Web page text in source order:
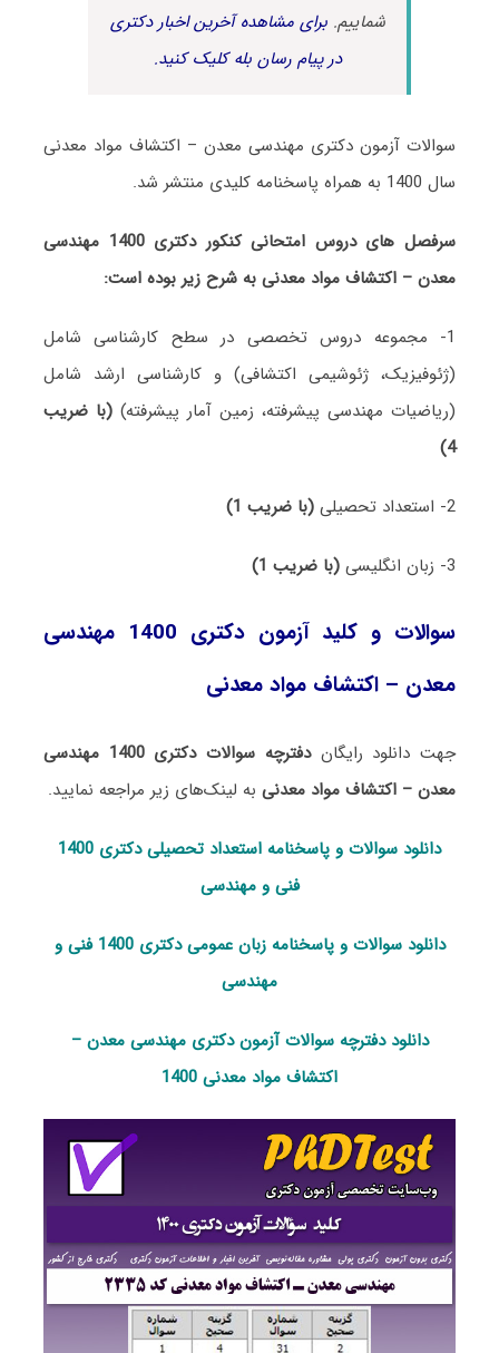
شماییم.برای مشاهده آخرین اخبار دکتری
در پیام رسان بله کلیک کنید.
سوالات آزمون دکتری مهندسی معدن – اکتشاف مواد معدنی
سال 1400 به همراه پاسخنامه کلیدی منتشر شد.
سرفصل های دروس امتحانی کنکور دکتری 1400 مهندسی
معدن – اکتشاف مواد معدنی به شرح زیر بوده است:
1- مجموعه دروس تخصصی در سطح کارشناسی شامل
(ژئوفیزیک، ژئوشیمی اکتشافی) و کارشناسی ارشد شامل
(ریاضیات مهندسی پیشرفته، زمین آمار پیشرفته) (با ضریب
4)
2- استعداد تحصیلی (با ضریب 1)
3- زبان انگلیسی (با ضریب 1)
سوالات و کلید آزمون دکتری 1400 مهندسی
معدن – اکتشاف مواد معدنی
جهت دانلود رایگان
دفترچه سوالات دکتری 1400 مهندسی
معدن – اکتشاف مواد معدنیبه لینک‌های زیر مراجعه نمایید.
دانلود سوالات و پاسخنامه استعداد تحصیلی دکتری 1400
فنی و مهندسی
دانلود سوالات و پاسخنامه زبان عمومی دکتری 1400 فنی و
مهندسی
دانلود دفترچه سوالات آزمون دکتری مهندسی معدن –
اکتشاف مواد معدنی 1400